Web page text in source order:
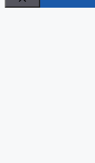
Schließen